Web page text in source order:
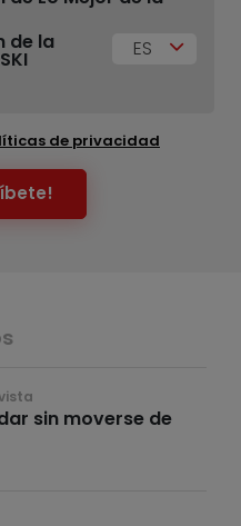
de la
ES
de privacidad
sin moverse de